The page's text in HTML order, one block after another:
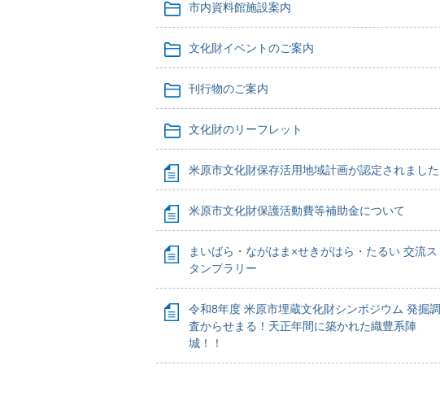
市内資料館施設案内
文化財イベントのご案内
刊行物のご案内
文化財のリーフレット
米原市文化財保存活用地域計画が認定されました
米原市文化財保護活動費等補助金について
まいばら・ながはま×せきがはら・たるい 交流ス
タンプラリー
令和8年度 米原市埋蔵文化財シンポジウム 発掘調
査からせまる！天正年間に築かれた織豊系陣
城！！